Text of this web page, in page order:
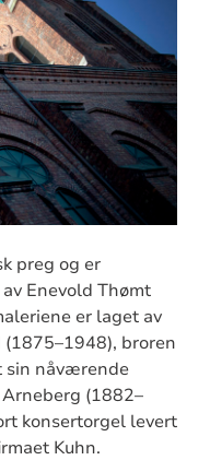
preg og er
Enevold Thømt
er laget av
broren
sin nåværende
(1882–
konsertorgel levert
Kuhn.